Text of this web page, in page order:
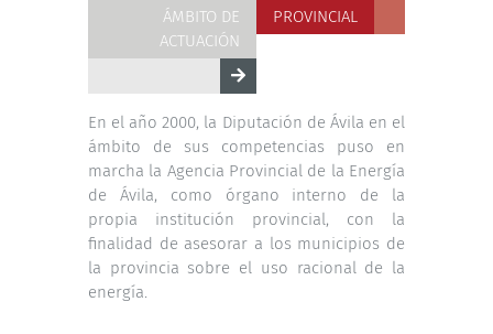
ÁMBITO DE
ACTUACIÓN
PROVINCIAL
En el año 2000, la Diputación de Ávila en el
ámbito de sus competencias puso en
marcha la Agencia Provincial de la Energía
de Ávila, como órgano interno de la
propia institución provincial, con la
finalidad de asesorar a los municipios de
la provincia sobre el uso racional de la
energía.